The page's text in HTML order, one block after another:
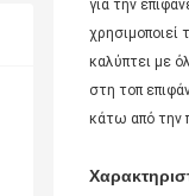
για την
χρησιμοποιεί
καλύπτει με
στη τοπ
κάτω από την